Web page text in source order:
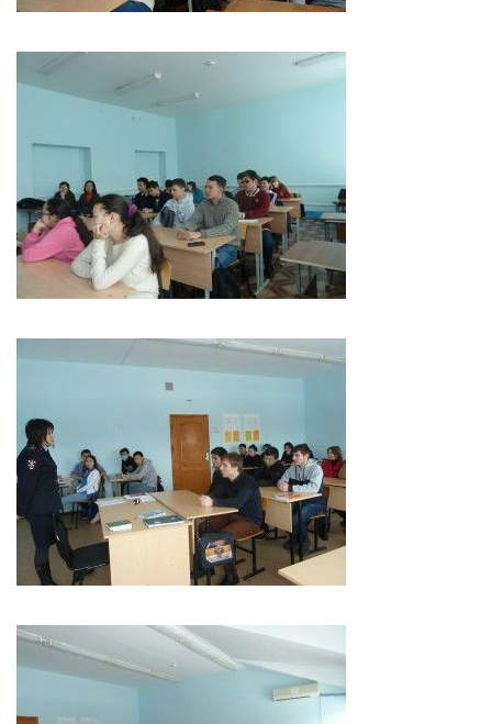
образовательные технологии
Родителям
Образовательный кредит
Памятка обучающимся
КФ РГУ СоцТех
Педагогические чтения памяти Т.Н. Чедыровой
ПЦК
ДПО
Лицензия
Рабочие программы
Перечень ДПО
Музей КФ РГУ СоцТех
Материалы научно-практических конференций
Наставничество
Нормативные документы
Наши выпускники
ФП “Молодые профессионалы”